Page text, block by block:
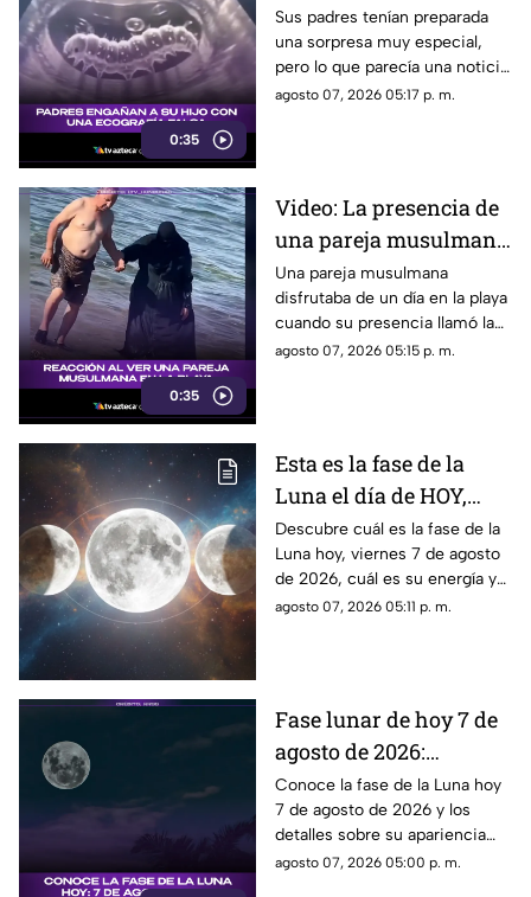
0:35
falsa y su reacción se
vuelve inolvidable
Sus padres tenían preparada
una sorpresa muy especial,
pero lo que parecía una noticia
increíble terminó siendo una
agosto 07, 2026 05:17 p. m.
0:35
Video: La presencia de
una pareja musulmana
en la playa provoca
reacciones
Una pareja musulmana
disfrutaba de un día en la playa
cuando su presencia llamó la
atención de los presentes.
agosto 07, 2026 05:15 p. m.
Esta es la fase de la
Luna el día de HOY,
viernes 7 de agosto de
2026: ¿Cómo se verá el
astro durante la noche?
Descubre cuál es la fase de la
Luna hoy, viernes 7 de agosto
de 2026, cuál es su energía y
cómo nos podría afectar.
agosto 07, 2026 05:11 p. m.
Fase lunar de hoy 7 de
agosto de 2026:
descubre cómo luce la
Luna y su significado
Conoce la fase de la Luna hoy
7 de agosto de 2026 y los
detalles sobre su apariencia
durante esta jornada.
agosto 07, 2026 05:00 p. m.